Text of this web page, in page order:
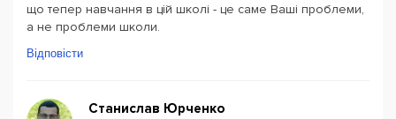
що тепер навчання в цій школі - це саме Ваші проблеми,
а не проблеми школи.
Відповісти
Станислав Юрченко